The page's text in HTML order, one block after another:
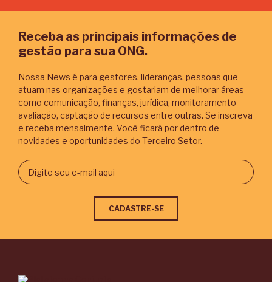
Receba as principais informações de
gestão para sua ONG.
Nossa News é para gestores, lideranças, pessoas que
atuam nas organizações e gostariam de melhorar áreas
como comunicação, finanças, jurídica, monitoramento
avaliação, captação de recursos entre outras. Se inscreva
e receba mensalmente. Você ficará por dentro de
novidades e oportunidades do Terceiro Setor.